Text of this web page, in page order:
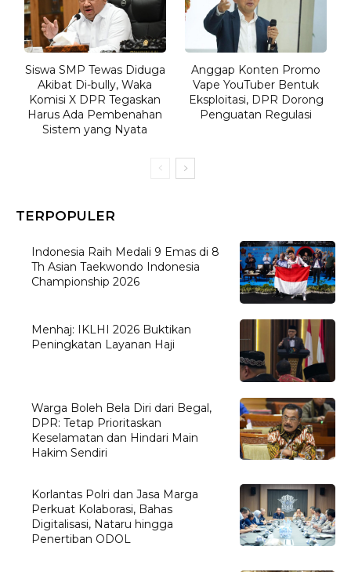
Siswa SMP Tewas Diduga
Akibat Di-bully, Waka
Komisi X DPR Tegaskan
Harus Ada Pembenahan
Sistem yang Nyata
Anggap Konten Promo
Vape YouTuber Bentuk
Eksploitasi, DPR Dorong
Penguatan Regulasi
TERPOPULER
Indonesia Raih Medali 9 Emas di 8
Th Asian Taekwondo Indonesia
Championship 2026
Menhaj: IKLHI 2026 Buktikan
Peningkatan Layanan Haji
Warga Boleh Bela Diri dari Begal,
DPR: Tetap Prioritaskan
Keselamatan dan Hindari Main
Hakim Sendiri
Korlantas Polri dan Jasa Marga
Perkuat Kolaborasi, Bahas
Digitalisasi, Nataru hingga
Penertiban ODOL